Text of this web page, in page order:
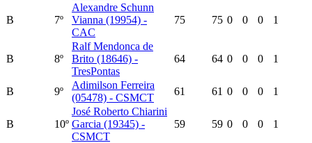
B 7º
Alexandre Schunn
Vianna (19954) -
CAC
75 75 0 0 0 1
B 8º
Ralf Mendonca de
Brito (18646) -
TresPontas
64 64 0 0 0 1
B 9º
Adimilson Ferreira
(05478) - CSMCT
61 61 0 0 0 1
B 10º
José Roberto Chiarini
Garcia (19345) -
CSMCT
59 59 0 0 0 1